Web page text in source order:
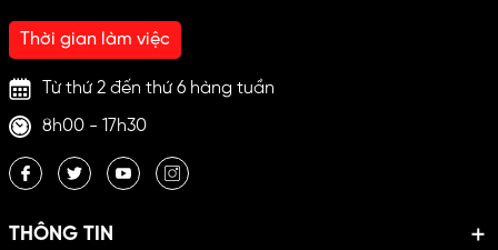
Thời gian làm việc
Từ thứ 2 đến thứ 6 hàng tuần
8h00 - 17h30
THÔNG TIN